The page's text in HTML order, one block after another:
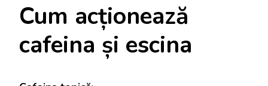
Cum acționează
cafeina și escina